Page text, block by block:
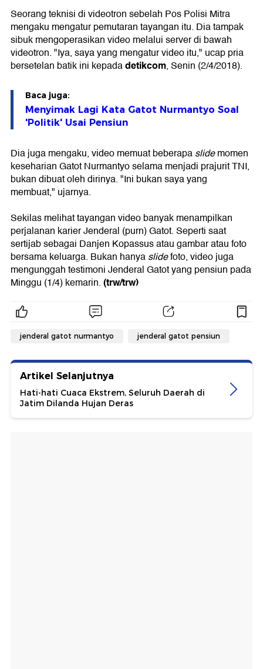
Seorang teknisi di videotron sebelah Pos Polisi Mitra
mengaku mengatur pemutaran tayangan itu. Dia tampak
sibuk mengoperasikan video melalui server di bawah
videotron. "Iya, saya yang mengatur video itu," ucap pria
bersetelan batik ini kepadadetikcom, Senin (2/4/2018).
Baca juga:
Menyimak Lagi Kata Gatot Nurmantyo Soal
'Politik' Usai Pensiun
Dia juga mengaku, video memuat beberapaslidemomen
keseharian Gatot Nurmantyo selama menjadi prajurit TNI,
bukan dibuat oleh dirinya. "Ini bukan saya yang
membuat," ujarnya.
Sekilas melihat tayangan video banyak menampilkan
perjalanan karier Jenderal (purn) Gatot. Seperti saat
sertijab sebagai Danjen Kopassus atau gambar atau foto
bersama keluarga. Bukan hanyaslidefoto, video juga
mengunggah testimoni Jenderal Gatot yang pensiun pada
Minggu (1/4) kemarin.(trw/trw)
jenderal gatot nurmantyo jenderal gatot pensiun
Artikel Selanjutnya
Hati-hati Cuaca Ekstrem, Seluruh Daerah di
Jatim Dilanda Hujan Deras